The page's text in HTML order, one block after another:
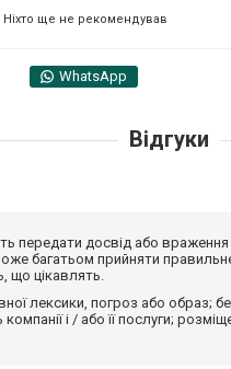
Ніхто ще не рекомендував
WhatsApp
Відгуки
передати досвід або
багатьом прийняти
що цікавлять.
лексики, погроз або образ;
і / або її послуги;